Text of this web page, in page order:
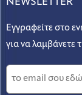
Εγγραφείτε στο
για να λαμβάνετε